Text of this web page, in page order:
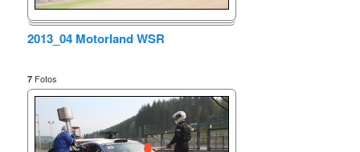
2013_04 Motorland WSR
7 Fotos